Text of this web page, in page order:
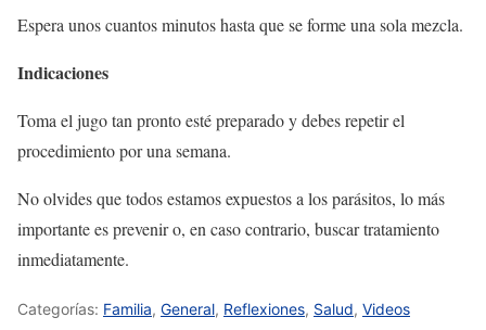
Espera unos cuantos minutos hasta que se forme una sola mezcla.
Indicaciones
Toma el jugo tan pronto esté preparado y debes repetir el
procedimiento por una semana.
No olvides que todos estamos expuestos a los parásitos, lo más
importante es prevenir o, en caso contrario, buscar tratamiento
inmediatamente.
Categorías: Familia, General, Reflexiones, Salud, Videos